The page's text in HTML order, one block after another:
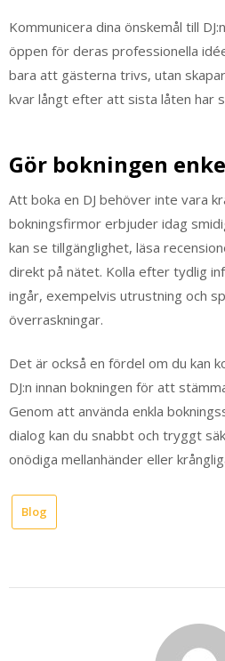
Kommunicera dina önskemål till
öppen för deras professionella
bara att gästerna trivs, utan
kvar långt efter att sista låten har
Gör bokningen
Att boka en DJ behöver inte vara
bokningsfirmor erbjuder idag
kan se tillgänglighet, läsa
direkt på nätet. Kolla efter tydlig
ingår, exempelvis utrustning och
överraskningar.
Det är också en fördel om du kan
DJ:n innan bokningen för att
Genom att använda enkla
dialog kan du snabbt och tryggt
onödiga mellanhänder eller
Blog